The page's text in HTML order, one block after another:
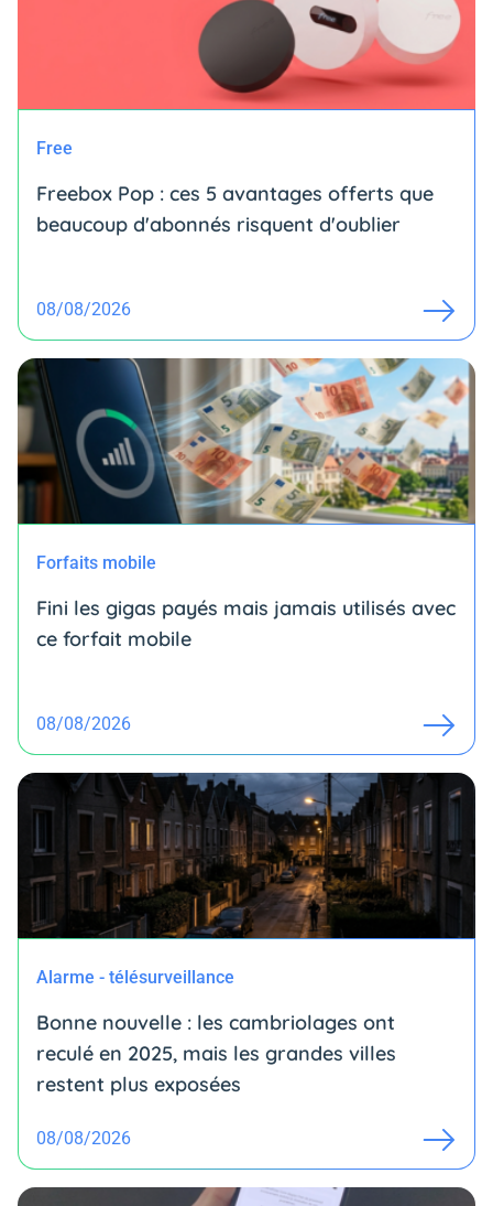
Free
Freebox Pop : ces 5 avantages offerts que
beaucoup d'abonnés risquent d'oublier
08/08/2026
Forfaits mobile
Fini les gigas payés mais jamais utilisés avec
ce forfait mobile
08/08/2026
Alarme - télésurveillance
Bonne nouvelle : les cambriolages ont
reculé en 2025, mais les grandes villes
restent plus exposées
08/08/2026